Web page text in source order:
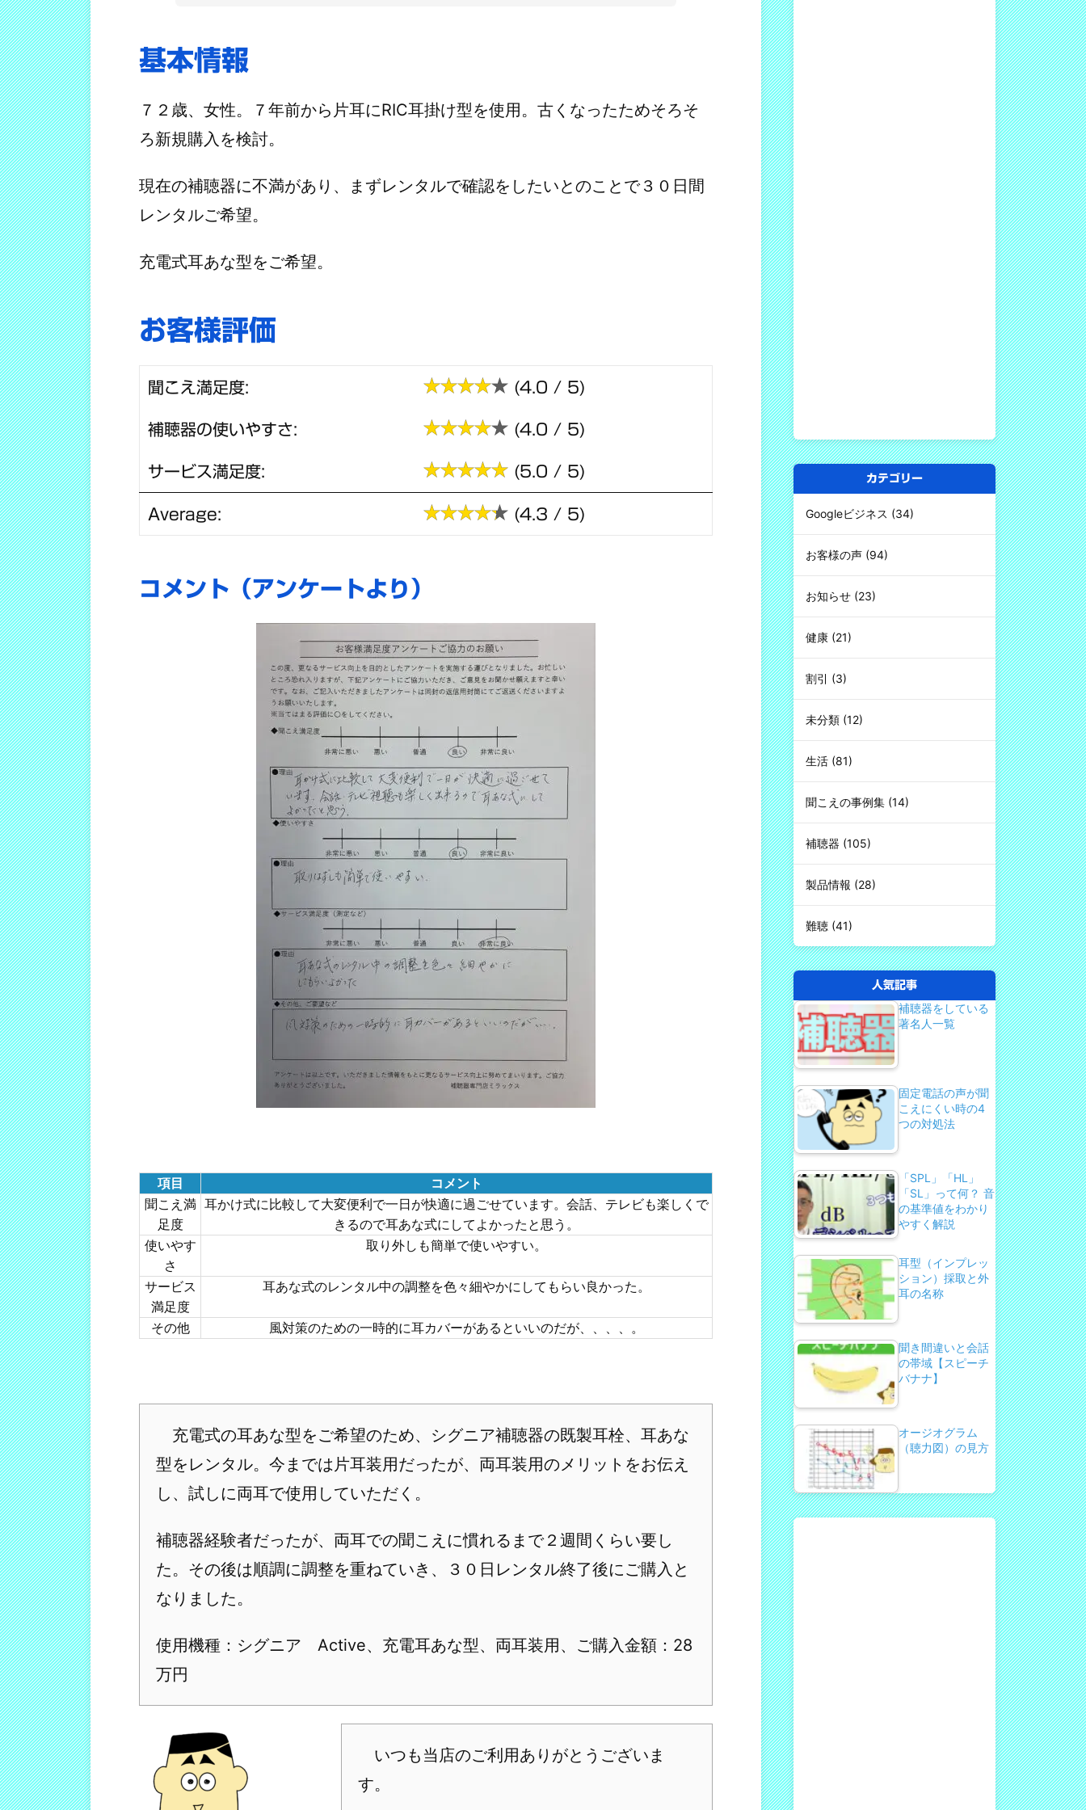
基本情報
７２歳、女性。７年前から片耳にRIC耳掛け型を使用。古くなったためそろそ
ろ新規購入を検討。
現在の補聴器に不満があり、まずレンタルで確認をしたいとのことで３０日間
レンタルご希望。
充電式耳あな型をご希望。
お客様評価
聞こえ満足度: (4.0 / 5)
補聴器の使いやすさ: (4.0 / 5)
サービス満足度: (5.0 / 5)
Average: (4.3 / 5)
コメント（アンケートより）
項目
コメント
聞こえ満
足度
耳かけ式に比較して大変便利で一日が快適に過ごせています。会話、テレビも楽しくで
きるので耳あな式にしてよかったと思う。
使いやす
さ
取り外しも簡単で使いやすい。
サービス
満足度
耳あな式のレンタル中の調整を色々細やかにしてもらい良かった。
その他 風対策のための一時的に耳カバーがあるといいのだが、、、、。
充電式の耳あな型をご希望のため、シグニア補聴器の既製耳栓、耳あな
型をレンタル。今までは片耳装用だったが、両耳装用のメリットをお伝え
し、試しに両耳で使用していただく。
補聴器経験者だったが、両耳での聞こえに慣れるまで２週間くらい要し
た。その後は順調に調整を重ねていき、３０日レンタル終了後にご購入と
なりました。
使用機種：シグニア Active、充電耳あな型、両耳装用、ご購入金額：28
万円
いつも当店のご利用ありがとうございま
す。
カテゴリー
Googleビジネス (34)
お客様の声 (94)
お知らせ (23)
健康 (21)
割引 (3)
未分類 (12)
生活 (81)
聞こえの事例集 (14)
補聴器 (105)
製品情報 (28)
難聴 (41)
人気記事
補聴器をしている
著名人一覧
固定電話の声が聞
こえにくい時の4
つの対処法
「SPL」「HL」
「SL」って何？ 音
の基準値をわかり
やすく解説
耳型（インプレッ
ション）採取と外
耳の名称
聞き間違いと会話
の帯域【スピーチ
バナナ】
オージオグラム
（聴力図）の見方